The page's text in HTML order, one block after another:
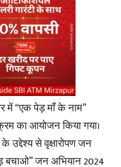
में “एक पेड़ माँ के नाम”
का आयोजन किया गया।
उद्देश्य से वृक्षारोपण जन
जन अभियान 2024